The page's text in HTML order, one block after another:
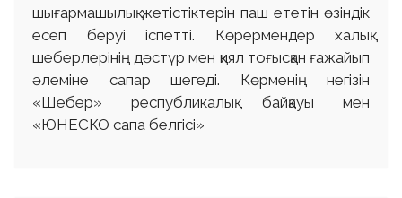
шығармашылық жетістіктерін паш ететін өзіндік
есеп беруі іспетті. Көрермендер халық
шеберлерінің дәстүр мен қиял тоғысқан ғажайып
әлеміне сапар шегеді. Көрменің негізін
«Шебер» республикалық байқауы мен
«ЮНЕСКО сапа белгісі»